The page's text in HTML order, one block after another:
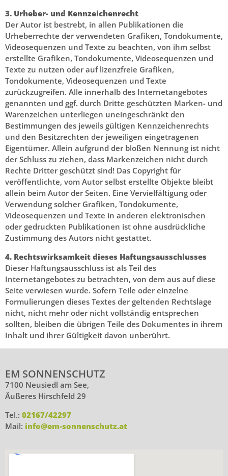
3. Urheber- und Kennzeichenrecht
Der Autor ist bestrebt, in allen Publikationen die
Urheberrechte der verwendeten Grafiken, Tondokumente,
Videosequenzen und Texte zu beachten, von ihm selbst
erstellte Grafiken, Tondokumente, Videosequenzen und
Texte zu nutzen oder auf lizenzfreie Grafiken,
Tondokumente, Videosequenzen und Texte
zurückzugreifen. Alle innerhalb des Internetangebotes
genannten und ggf. durch Dritte geschützten Marken- und
Warenzeichen unterliegen uneingeschränkt den
Bestimmungen des jeweils gültigen Kennzeichenrechts
und den Besitzrechten der jeweiligen eingetragenen
Eigentümer. Allein aufgrund der bloßen Nennung ist nicht
der Schluss zu ziehen, dass Markenzeichen nicht durch
Rechte Dritter geschützt sind! Das Copyright für
veröffentlichte, vom Autor selbst erstellte Objekte bleibt
allein beim Autor der Seiten. Eine Vervielfältigung oder
Verwendung solcher Grafiken, Tondokumente,
Videosequenzen und Texte in anderen elektronischen
oder gedruckten Publikationen ist ohne ausdrückliche
Zustimmung des Autors nicht gestattet.
4. Rechtswirksamkeit dieses Haftungsausschlusses
Dieser Haftungsausschluss ist als Teil des
Internetangebotes zu betrachten, von dem aus auf diese
Seite verwiesen wurde. Sofern Teile oder einzelne
Formulierungen dieses Textes der geltenden Rechtslage
nicht, nicht mehr oder nicht vollständig entsprechen
sollten, bleiben die übrigen Teile des Dokumentes in ihrem
Inhalt und ihrer Gültigkeit davon unberührt.
EM SONNENSCHUTZ
7100 Neusiedl am See,
Äußeres Hirschfeld 29
Tel.: 02167/42297
Mail: info@em-sonnenschutz.at